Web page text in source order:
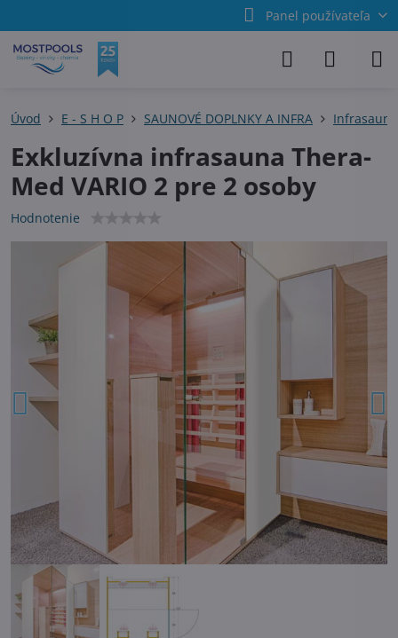
Panel používateľa
Úvod E - S H O P SAUNOVÉ DOPLNKY A INFRA Infrasauny
Exkluzívna infrasauna Thera-
Med VARIO 2 pre 2 osoby
Hodnotenie